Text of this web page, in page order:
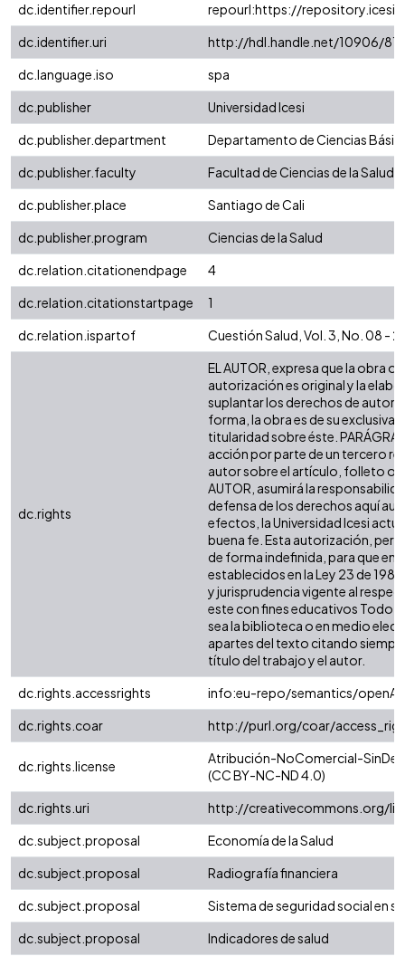
dc.identifier.repourl
repourl:https://
dc.identifier.uri
http://hdl.handle.net/10906/
dc.language.iso
spa
dc.publisher
Universidad Icesi
dc.publisher.department
Departamento de Ciencias
dc.publisher.faculty
Facultad de Ciencias de la Salud
dc.publisher.place
Santiago de Cali
dc.publisher.program
Ciencias de la Salud
dc.relation.citationendpage
4
dc.relation.citationstartpage
1
dc.relation.ispartof
Cuestión Salud, Vol. 3, No. 08 -
dc.rights
EL AUTOR, expresa que la obra
autorización es original y la
suplantar los derechos de autor
forma, la obra es de su exclusiva
titularidad sobre éste.
acción por parte de un tercero
autor sobre el artículo, folleto o
AUTOR, asumirá la
defensa de los derechos aquí
efectos, la Universidad Icesi
buena fe. Esta autorización,
de forma indefinida, para que en
establecidos en la Ley 23 de
y jurisprudencia vigente al
este con fines educativos Todo
sea la biblioteca o en medio
apartes del texto citando
título del trabajo y el autor.
dc.rights.accessrights
info:eu-repo/semantics/
dc.rights.coar
http://purl.org/coar/
dc.rights.license
Atribución-NoComercial-
(CC BY-NC-ND 4.0)
dc.rights.uri
http://creativecommons.org/
dc.subject.proposal
Economía de la Salud
dc.subject.proposal
Radiografía financiera
dc.subject.proposal
Sistema de seguridad social en
dc.subject.proposal
Indicadores de salud